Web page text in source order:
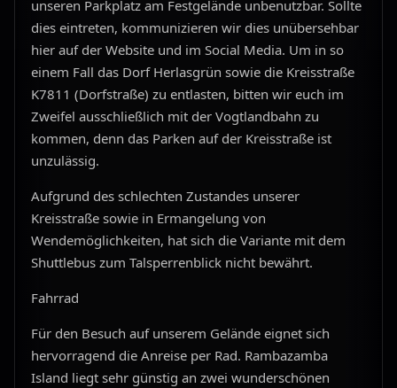
unseren Parkplatz am Festgelände unbenutzbar. Sollte
dies eintreten, kommunizieren wir dies unübersehbar
hier auf der Website und im Social Media. Um in so
einem Fall das Dorf Herlasgrün sowie die Kreisstraße
K7811 (Dorfstraße) zu entlasten, bitten wir euch im
Zweifel ausschließlich mit der Vogtlandbahn zu
kommen, denn das Parken auf der Kreisstraße ist
unzulässig.
Aufgrund des schlechten Zustandes unserer
Kreisstraße sowie in Ermangelung von
Wendemöglichkeiten, hat sich die Variante mit dem
Shuttlebus zum Talsperrenblick nicht bewährt.
Fahrrad
Für den Besuch auf unserem Gelände eignet sich
hervorragend die Anreise per Rad. Rambazamba
Island liegt sehr günstig an zwei wunderschönen